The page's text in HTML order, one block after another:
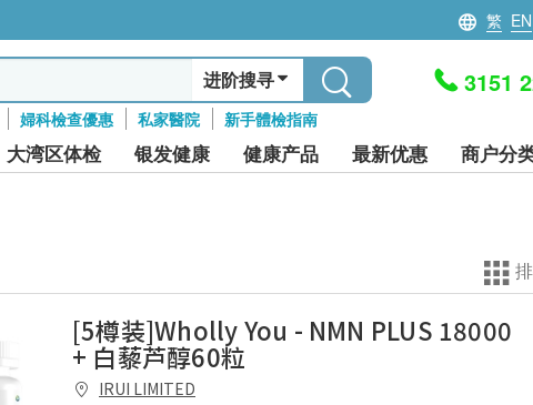
繁 EN
进阶搜寻
婦科檢查優惠 私家醫院 新手體檢指南
3151
大湾区体检 银发健康 健康产品 最新优惠 商户分
[5樽装]Wholly You - NMN PLUS 18000
+ 白藜芦醇60粒
IRUI LIMITED